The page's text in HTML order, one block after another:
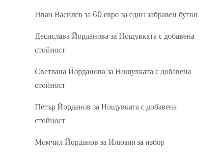
Иван Василев за 60 евро за един забравен бутон
Десислава Йорданова заНощувката с добавена
стойност
Светлана Йорданова заНощувката с добавена
стойност
Петър Йорданов заНощувката с добавена
стойност
Момчил Йорданов заИлюзия за избор